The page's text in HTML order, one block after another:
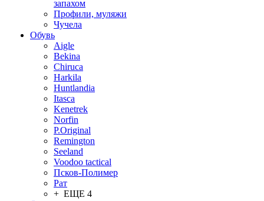
запахом
Профили, муляжи
Чучела
Обувь
Aigle
Bekina
Chiruсa
Harkila
Huntlandia
Itasca
Kenetrek
Norfin
P.Original
Remington
Seeland
Voodoo tactical
Псков-Полимер
Рат
+ ЕЩЕ 4